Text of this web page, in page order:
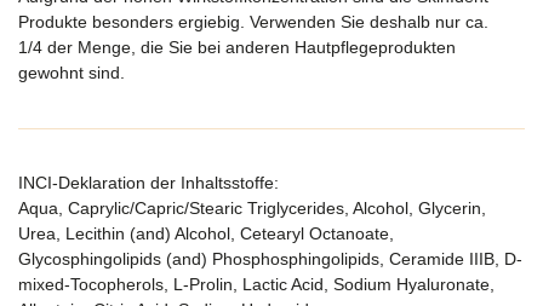
Produkte besonders ergiebig. Verwenden Sie deshalb nur ca.
1/4 der Menge, die Sie bei anderen Hautpflegeprodukten
gewohnt sind.
INCI-Deklaration der Inhaltsstoffe:
Aqua, Caprylic/Capric/Stearic Triglycerides, Alcohol, Glycerin,
Urea, Lecithin (and) Alcohol, Cetearyl Octanoate,
Glycosphingolipids (and) Phosphosphingolipids, Ceramide IIIB, D-
mixed-Tocopherols, L-Prolin, Lactic Acid, Sodium Hyaluronate,